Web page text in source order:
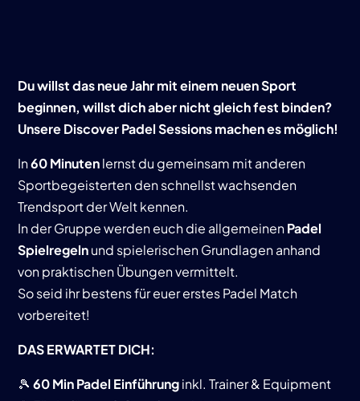
Du willst das neue Jahr mit einem neuen Sport
beginnen, willst dich aber nicht gleich fest binden?
Unsere Discover Padel Sessions machen es möglich!
In60 Minutenlernst du gemeinsam mit anderen
Sportbegeisterten den schnellst wachsenden
Trendsport der Welt kennen.
In der Gruppe werden euch die allgemeinenPadel
Spielregelnund spielerischen Grundlagen anhand
von praktischen Übungen vermittelt.
So seid ihr bestens für euer erstes Padel Match
vorbereitet!
DAS ERWARTET DICH:
🎾60 Min Padel Einführunginkl. Trainer & Equipment